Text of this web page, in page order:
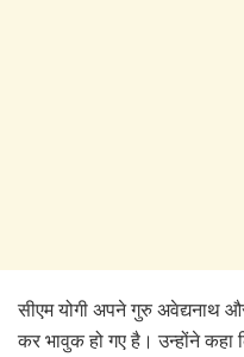
सीएम योगी अपने गुरु अवेद्यनाथ
कर भावुक हो गए है। उन्होंने कहा